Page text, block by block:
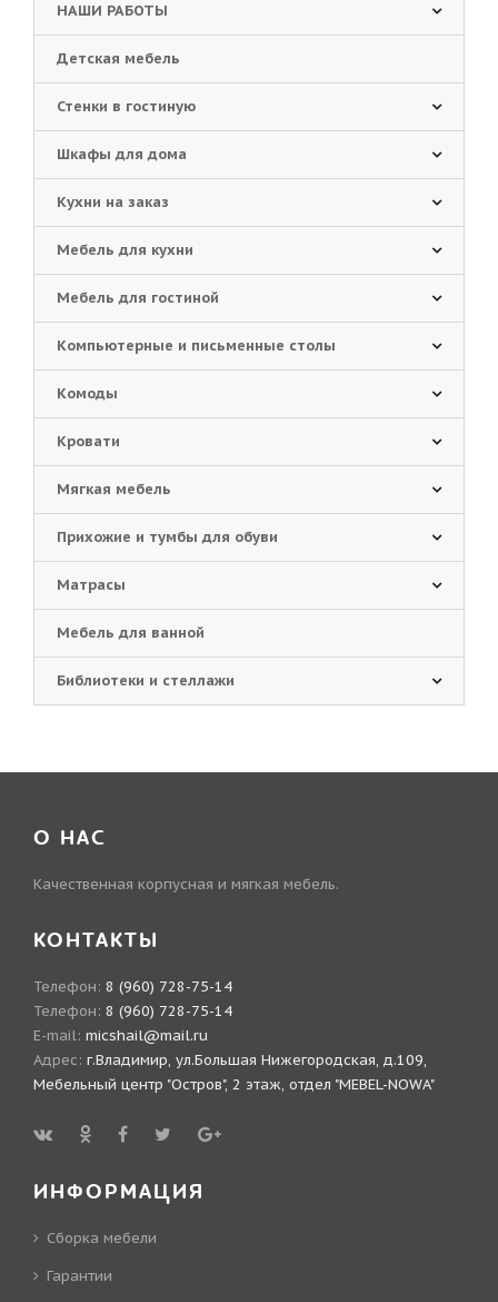
НАШИ РАБОТЫ
Детская мебель
Стенки в гостиную
Шкафы для дома
Кухни на заказ
Мебель для кухни
Мебель для гостиной
Компьютерные и письменные столы
Комоды
Кровати
Мягкая мебель
Прихожие и тумбы для обуви
Матрасы
Мебель для ванной
Библиотеки и стеллажи
О НАС
Качественная корпусная и мягкая мебель.
КОНТАКТЫ
Телефон: 8 (960) 728-75-14
Телефон: 8 (960) 728-75-14
E-mail: micshail@mail.ru
Адрес: г.Владимир, ул.Большая Нижегородская, д.109,
Мебельный центр "Остров", 2 этаж, отдел "MEBEL-NOWA"
ИНФОРМАЦИЯ
Сборка мебели
Гарантии